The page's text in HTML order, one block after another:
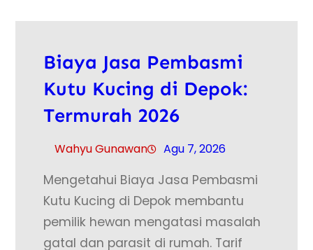
Biaya Jasa Pembasmi
Kutu Kucing di Depok:
Termurah 2026
Wahyu Gunawan Agu 7, 2026
Mengetahui Biaya Jasa Pembasmi
Kutu Kucing di Depok membantu
pemilik hewan mengatasi masalah
gatal dan parasit di rumah. Tarif